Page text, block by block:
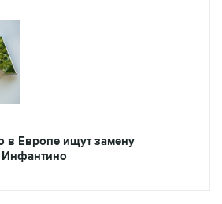
в Европе ищут замену